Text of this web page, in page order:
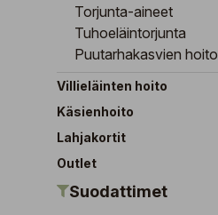
Torjunta-aineet
Tuhoeläintorjunta
Puutarhakasvien hoito
Villieläinten hoito
Käsienhoito
Lahjakortit
Outlet
Suodattimet